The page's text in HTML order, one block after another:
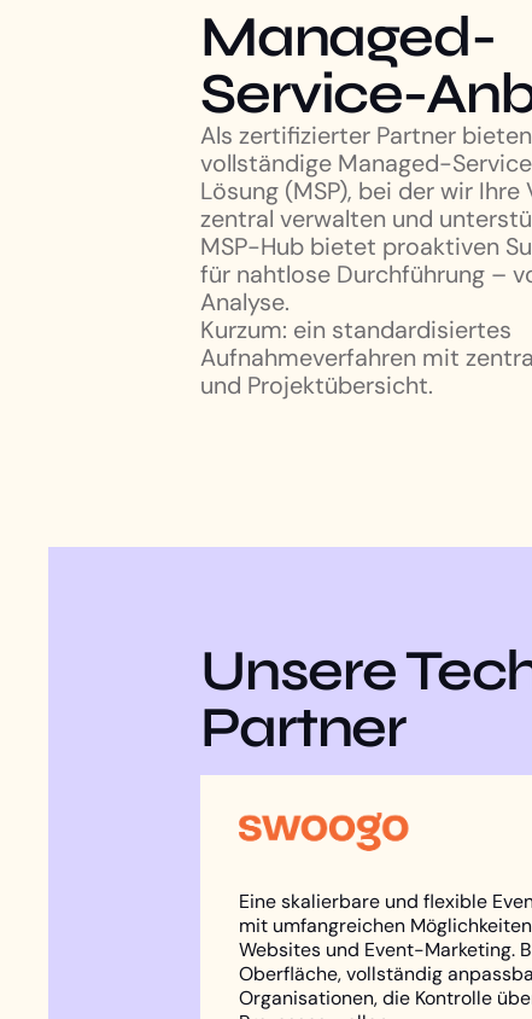
Managed-
Service-
Als zertifizierter Partner
vollständige Managed-
Lösung (MSP), bei der wir
zentral verwalten und
MSP-Hub bietet proaktiven
für nahtlose Durchführung –
Analyse.
Kurzum: ein standardisiertes
Aufnahmeverfahren mit
und Projektübersicht.
Unsere
Partner
Eine skalierbare und flexible
mit umfangreichen
Websites und Event-Marketing.
Oberfläche, vollständig
Organisationen, die Kontrolle